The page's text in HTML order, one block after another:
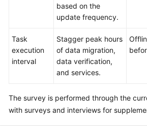
based on the
update frequency.
Task
execution
interval
Stagger peak hours
of data migration,
data verification,
and services.
The survey is performed through the
with surveys and interviews for